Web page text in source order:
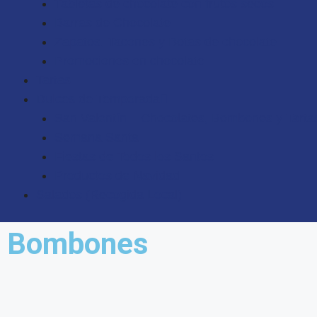
Bombones